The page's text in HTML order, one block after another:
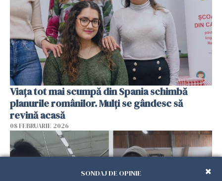
Viața tot mai scumpă din Spania schimbă
planurile românilor. Mulți se gândesc să
revină acasă
08 FEBRUARIE 2026
SONDAJ DE OPINIE